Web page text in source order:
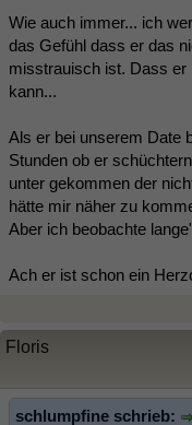
Wie auch immer... ich
das Gefühl dass er das
misstrauisch ist. Dass er
kann...
Als er bei unserem Date
Stunden ob er
unter gekommen der
hätte mir näher zu
Aber ich beobachte
Ach er ist schon ein
Floris
schlumpfine schrieb: